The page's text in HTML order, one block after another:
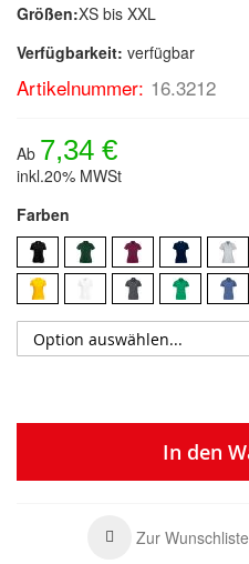
Größen:XS bis XXL
Verfügbarkeit: verfügbar
Artikelnummer: 16.3212
Ab 7,34 €
inkl.20% MWSt
Farben
In den
Zur